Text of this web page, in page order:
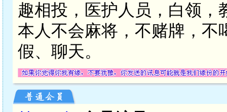
趣相投，医护人员，白领，
本人不会麻将，不赌牌，不
假、聊天。